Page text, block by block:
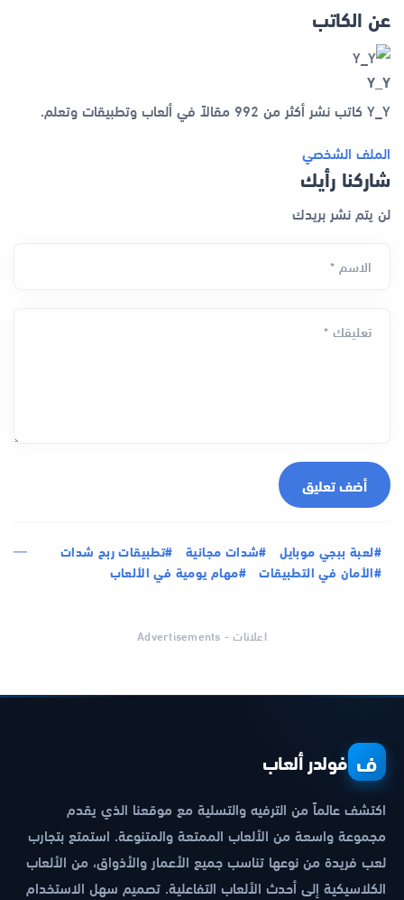
عن الكاتب
Y_Y
Y_Y كاتب نشر أكثر من 992 مقالاً في ألعاب وتطبيقات وتعلم.
الملف الشخصي
شاركنا رأيك
لن يتم نشر بريدك
الاسم *
تعليقك *
أضف تعليق
#لعبة ببجي موبايل #شدات مجانية
#تطبيقات ربح شدات
#الأمان في التطبيقات
#مهام يومية في الألعاب
اعلانات - Advertisements
ف فولدر ألعاب
اكتشف عالماً من الترفيه والتسلية مع موقعنا الذي يقدم
مجموعة واسعة من الألعاب الممتعة والمتنوعة. استمتع بتجارب
لعب فريدة من نوعها تناسب جميع الأعمار والأذواق، من الألعاب
الكلاسيكية إلى أحدث الألعاب التفاعلية. تصميم سهل الاستخدام